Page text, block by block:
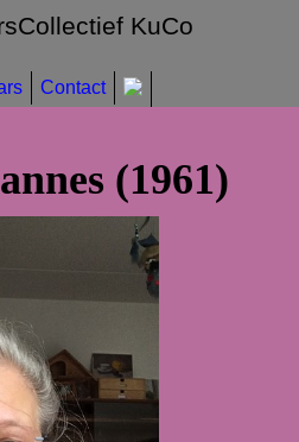
KuCo
Contact
(1961)